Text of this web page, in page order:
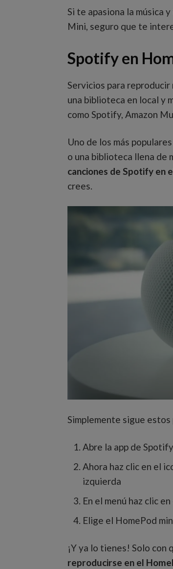
Si te apasiona la música
Mini, seguro que te
Spotify en
Servicios para reproducir
una biblioteca en local y
como Spotify, Amazon
Uno de los más
o una biblioteca llena de
canciones de Spotify en
crees.
Simplemente sigue estos
Abre la app de
Ahora haz clic en el
izquierda
En el menú haz clic
Elige el HomePod
¡Y ya lo tienes! Solo con
reproducirse en el